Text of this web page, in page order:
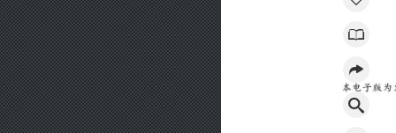
本 电子版为